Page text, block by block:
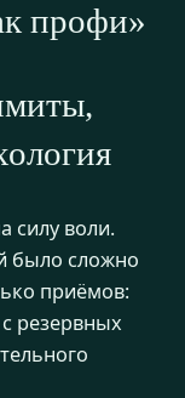
профи»
силу воли.
было сложно
приёмов:
резервных